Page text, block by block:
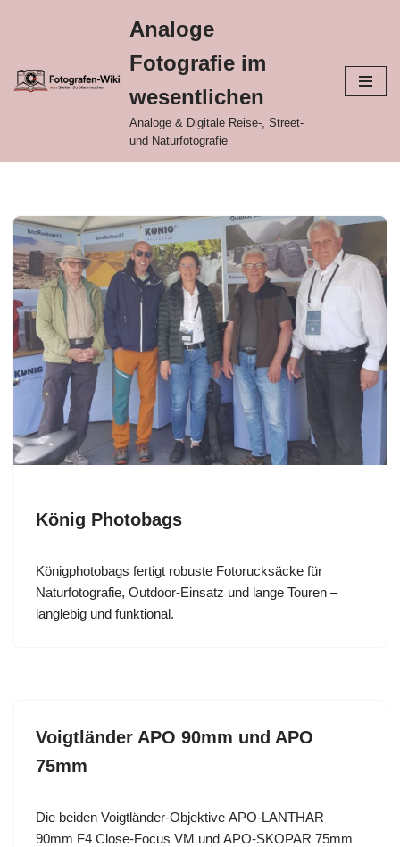
Inhalt
springen
Analoge
Fotografie im
wesentlichen
Analoge & Digitale Reise-, Street-
und Naturfotografie
König Photobags
Königphotobags fertigt robuste Fotorucksäcke für
Naturfotografie, Outdoor-Einsatz und lange Touren –
langlebig und funktional.
Voigtländer APO 90mm und APO
75mm
Die beiden Voigtländer-Objektive APO-LANTHAR
90mm F4 Close-Focus VM und APO-SKOPAR 75mm